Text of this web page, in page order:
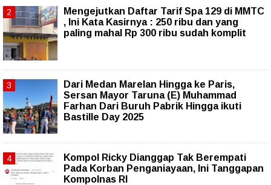
Mengejutkan Daftar Tarif Spa 129 di MMTC
, Ini Kata Kasirnya : 250 ribu dan yang
paling mahal Rp 300 ribu sudah komplit
‎Dari Medan Marelan Hingga ke Paris,
Sersan Mayor Taruna (E) Muhammad
Farhan Dari Buruh Pabrik Hingga ikuti
Bastille Day 2025
Kompol Ricky Dianggap Tak Berempati
Pada Korban Penganiayaan, Ini Tanggapan
Kompolnas RI